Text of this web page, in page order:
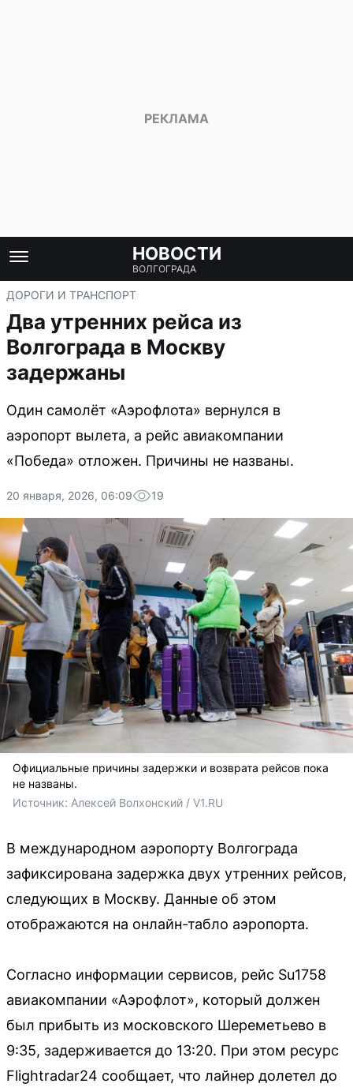
НОВОСТИ
ВОЛГОГРАДА
ДОРОГИ И ТРАНСПОРТ
Два утренних рейса из
Волгограда в Москву
задержаны
Один самолёт «Аэрофлота» вернулся в
аэропорт вылета, а рейс авиакомпании
«Победа» отложен. Причины не названы.
20 января, 2026, 06:09 19
Официальные причины задержки и возврата рейсов пока
не названы.
Источник: Алексей Волхонский / V1.RU
В международном аэропорту Волгограда
зафиксирована задержка двух утренних рейсов,
следующих в Москву. Данные об этом
отображаются на онлайн-табло аэропорта.
Согласно информации сервисов, рейс Su1758
авиакомпании «Аэрофлот», который должен
был прибыть из московского Шереметьево в
9:35, задерживается до 13:20. При этом ресурс
Flightradar24 сообщает, что лайнер долетел до